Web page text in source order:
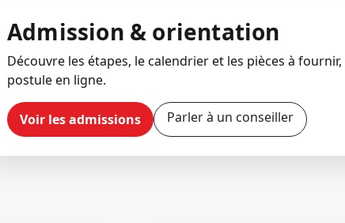
Admission & orientation
Découvre les étapes, le calendrier et les pièces à fournir,
postule en ligne.
Voir les admissions Parler à un conseiller